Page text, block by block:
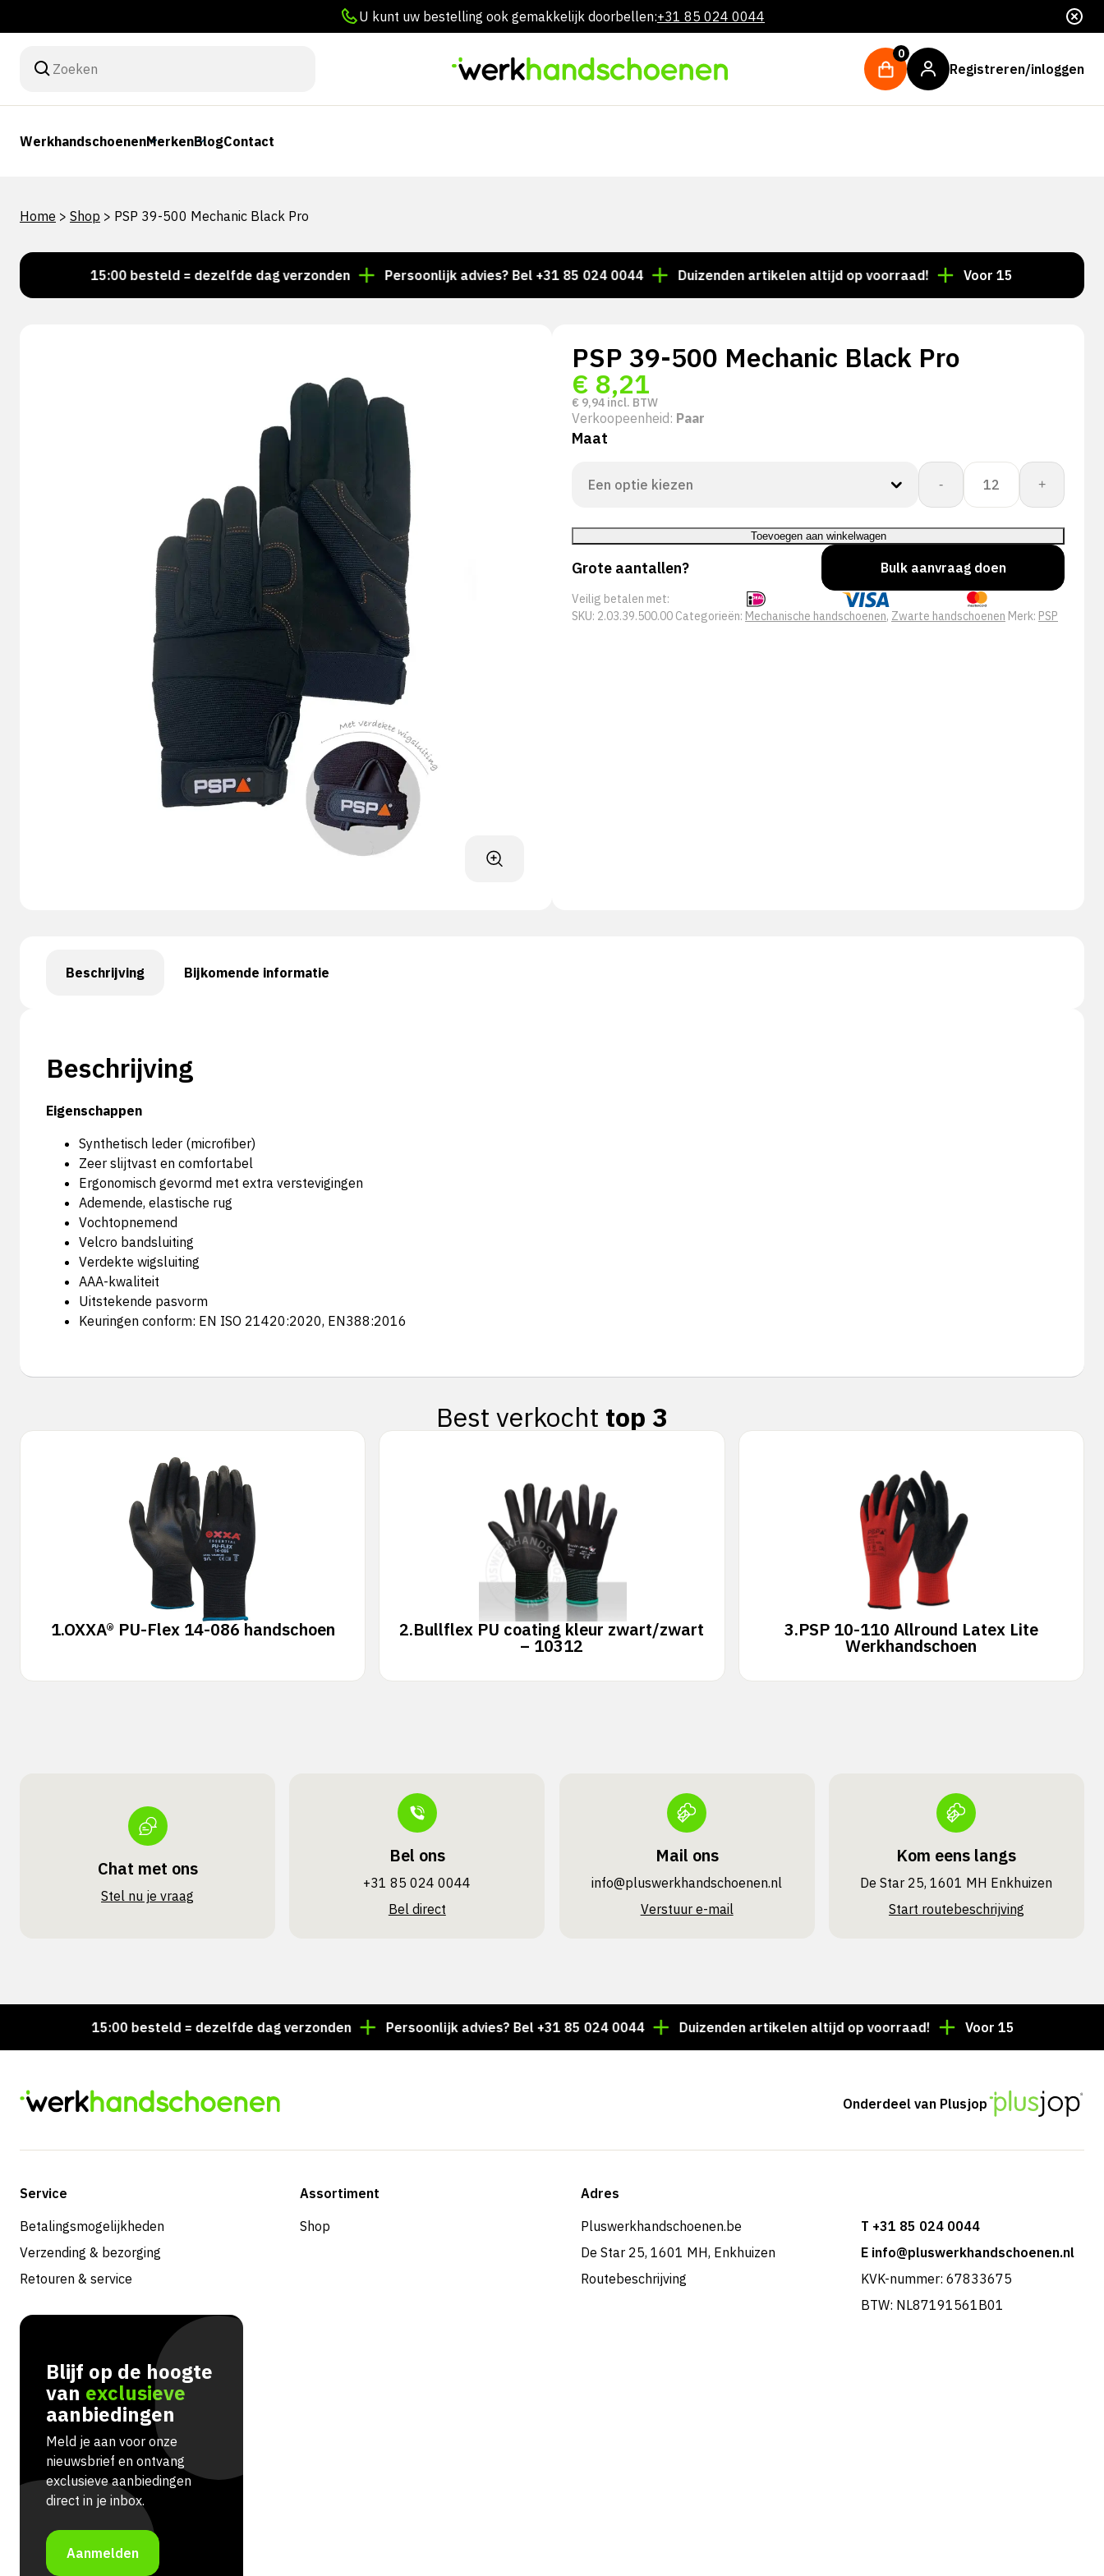
U kunt uw bestelling ook gemakkelijk doorbellen:+31 85 024 0044
0
Registreren/inloggen
WerkhandschoenenMerkenBlogContact
Home > Shop > PSP 39-500 Mechanic Black Pro
Voor 15:00 besteld = dezelfde dag verzonden Persoonlijk advies? Bel +31 85 024 0044 Duizenden artikelen altijd op voorraad! Voor 15:00 besteld =
PSP 39-500 Mechanic Black Pro
€ 8,21
€ 9,94 incl. BTW
Verkoopeenheid: Paar
Maat
-
PSP
500
Mechanic
Black
Pro
aantal
+
Toevoegen aan winkelwagen
Grote aantallen? Bulk aanvraag doen
Veilig betalen met:
SKU: 2.03.39.500.00 Categorieën: Mechanische handschoenen, Zwarte handschoenen Merk: PSP
Beschrijving Bijkomende informatie
Beschrijving
Eigenschappen
Synthetisch leder (microfiber)
Zeer slijtvast en comfortabel
Ergonomisch gevormd met extra verstevigingen
Ademende, elastische rug
Vochtopnemend
Velcro bandsluiting
Verdekte wigsluiting
AAA-kwaliteit
Uitstekende pasvorm
Keuringen conform: EN ISO 21420:2020, EN388:2016
Best verkocht top 3
1.OXXA® PU-Flex 14-086 handschoen 2.Bullflex PU coating kleur zwart/zwart
– 10312
3.PSP 10-110 Allround Latex Lite
Werkhandschoen
Chat met ons
Stel nu je vraag
Bel ons
+31 85 024 0044
Bel direct
Mail ons
info@pluswerk­handschoenen.nl
Verstuur e-mail
Kom eens langs
De Star 25, 1601 MH Enkhuizen
Start routebeschrijving
Voor 15:00 besteld = dezelfde dag verzonden Persoonlijk advies? Bel +31 85 024 0044 Duizenden artikelen altijd op voorraad! Voor 15:00 besteld =
Onderdeel van Plusjop
Service
Betalingsmogelijkheden
Verzending & bezorging
Retouren & service
Assortiment
Shop
Adres
Pluswerkhandschoenen.be
De Star 25, 1601 MH, Enkhuizen
Routebeschrijving
T +31 85 024 0044
E info@pluswerkhandschoenen.nl
KVK-nummer: 67833675
BTW: NL87191561B01
Blijf op de hoogte
van exclusieve
aanbiedingen
Meld je aan voor onze
nieuwsbrief en ontvang
exclusieve aanbiedingen
direct in je inbox.
Aanmelden